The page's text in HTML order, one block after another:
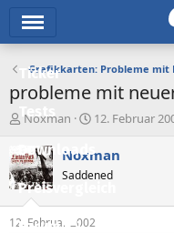
Ticker
Tests
Downloads
Preisvergleich
Forum
Grafikkarten: Probleme mit
probleme mit
E
s
t
e
Noxman
E
s
e
l
12. Februar
Noxman
Saddened
12. Februar 2002